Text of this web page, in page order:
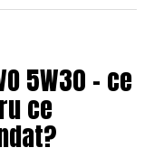
unui
o ofertă de
5W30 – ce
ce